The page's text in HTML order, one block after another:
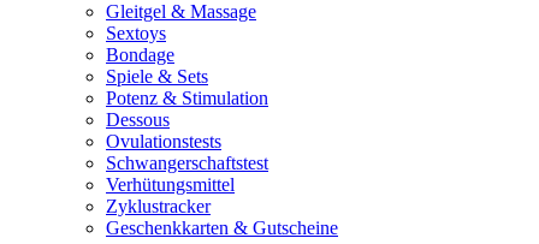
Gleitgel & Massage
Sextoys
Bondage
Spiele & Sets
Potenz & Stimulation
Dessous
Ovulationstests
Schwangerschaftstest
Verhütungsmittel
Zyklustracker
Geschenkkarten & Gutscheine